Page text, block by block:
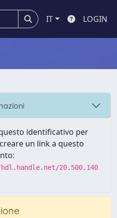
IT LOGIN
identificativo per
un link a questo
20.500.140